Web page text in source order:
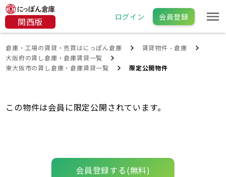
関西版 ログイン 会員登録
倉庫・工場の賃貸・売買はにっぽん倉庫
賃貸物件 - 倉庫
大阪府の賃し倉庫・倉庫賃貸一覧
東大阪市の賃し倉庫・倉庫賃貸一覧
限定公開物件
この物件は会員に限定公開されています。
会員登録する(無料)